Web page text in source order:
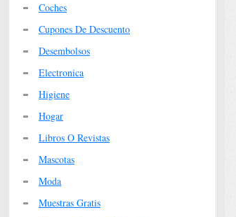
Coches
Cupones De Descuento
Desembolsos
Electronica
Higiene
Hogar
Libros O Revistas
Mascotas
Moda
Muestras Gratis